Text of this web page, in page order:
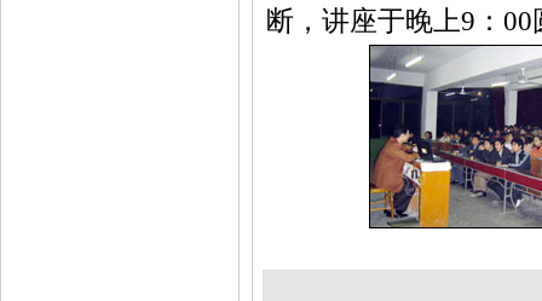
断，讲座于晚上9：